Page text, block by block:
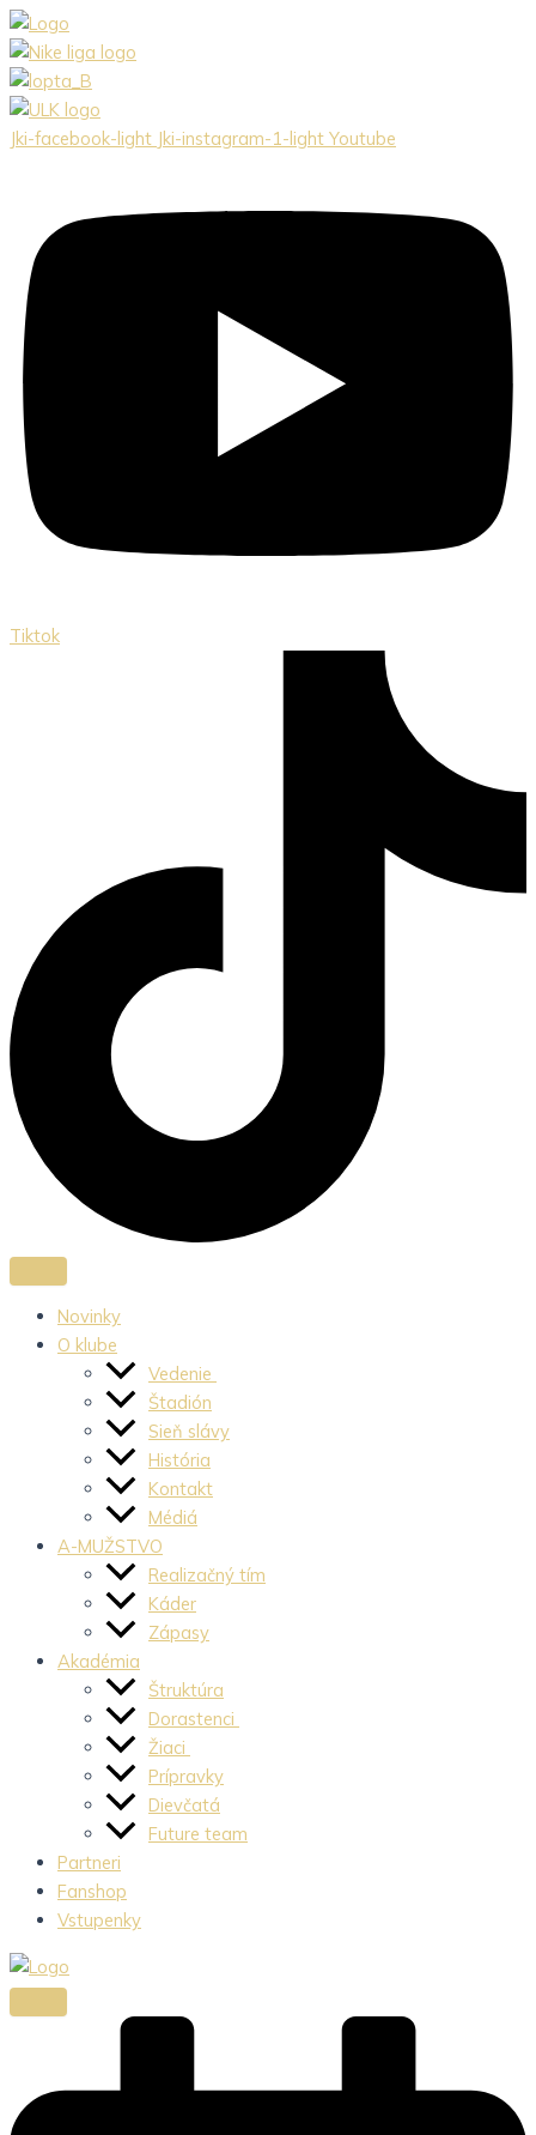
Preskočiť
na
obsah
Jki-facebook-light Jki-instagram-1-light Youtube
Tiktok
Novinky
O klube
Vedenie
Štadión
Sieň slávy
História
Kontakt
Médiá
A-MUŽSTVO
Realizačný tím
Káder
Zápasy
Akadémia
Štruktúra
Dorastenci
Žiaci
Prípravky
Dievčatá
Future team
Partneri
Fanshop
Vstupenky